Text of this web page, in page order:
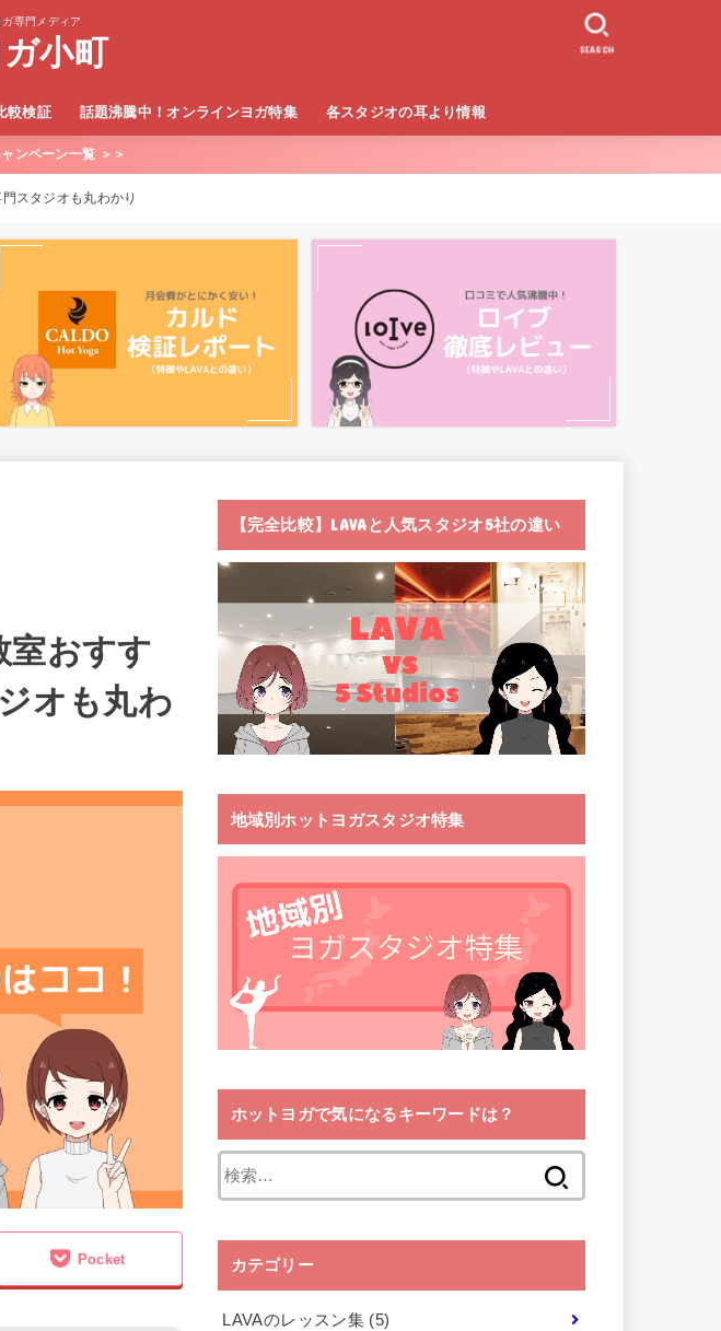
専門メディア
小町
較検証 話題沸騰中！オンラインヨガ特集
SOELU（ソエル）
うちヨガ+
LEAN BODY（リーンボディ）
各スタジオの耳より情報
SEARCH
ンペーン一覧 ＞＞
スタジオも丸わかり
室おすす
オも丸わ
Pocket
【完全比較】LAVAと人気スタジオ5社の違い
地域別ホットヨガスタジオ特集
ホットヨガで気になるキーワードは？
索:
カテゴリー
LAVAのレッスン集 (5)